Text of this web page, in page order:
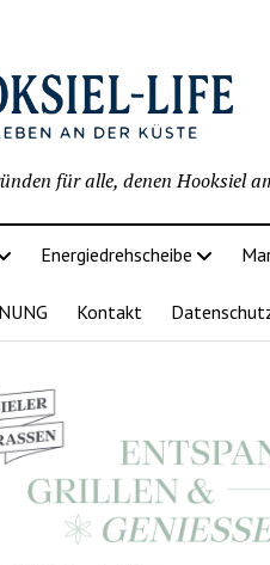
für alle, denen Hooksiel
Energiedrehscheibe
Kontakt